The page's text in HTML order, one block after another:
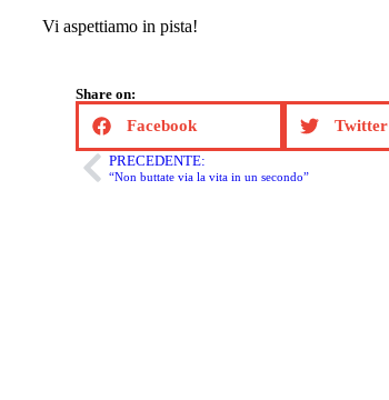
Vi aspettiamo in pista!
Share on:
Facebook Twitter
PRECEDENTE:
“Non buttate via la vita in un secondo”